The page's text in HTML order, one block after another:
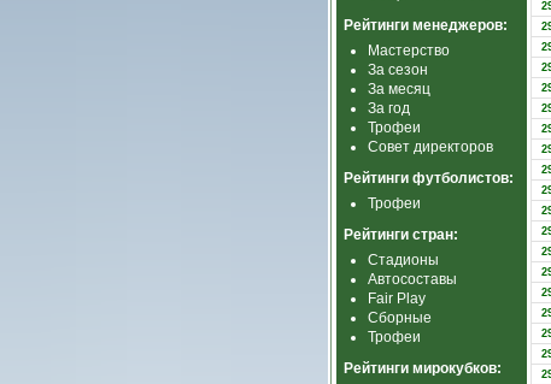
Рейтинги менеджеров:
Мастерство
За сезон
За месяц
За год
Трофеи
Совет директоров
Рейтинги футболистов:
Трофеи
Рейтинги стран:
Стадионы
Автосоставы
Fair Play
Сборные
Трофеи
Рейтинги мирокубков: